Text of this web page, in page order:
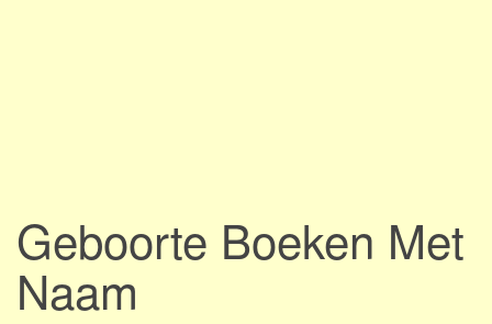
Geboorte Boeken Met
Naam